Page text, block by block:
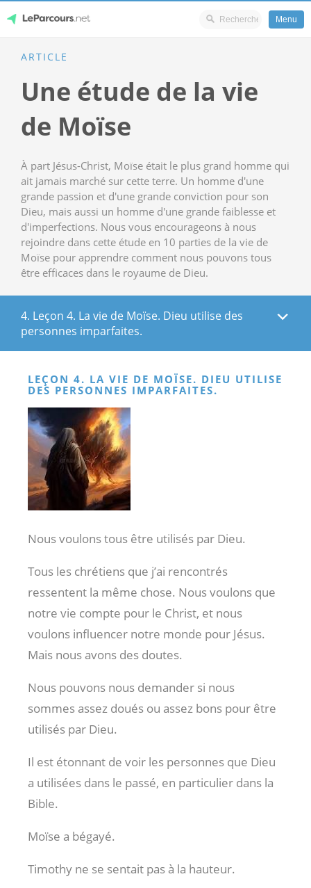
content
LeParcours.net
Menu
ARTICLE
Une étude de la vie
de Moïse
À part Jésus-Christ, Moïse était le plus grand homme qui
ait jamais marché sur cette terre. Un homme d'une
grande passion et d'une grande conviction pour son
Dieu, mais aussi un homme d'une grande faiblesse et
d'imperfections. Nous vous encourageons à nous
rejoindre dans cette étude en 10 parties de la vie de
Moïse pour apprendre comment nous pouvons tous
être efficaces dans le royaume de Dieu.
4. Leçon 4. La vie de Moïse. Dieu utilise des
personnes imparfaites.
LEÇON 4. LA VIE DE MOÏSE. DIEU UTILISE
DES PERSONNES IMPARFAITES.
Nous voulons tous être utilisés par Dieu.
Tous les chrétiens que j’ai rencontrés
ressentent la même chose. Nous voulons que
notre vie compte pour le Christ, et nous
voulons influencer notre monde pour Jésus.
Mais nous avons des doutes.
Nous pouvons nous demander si nous
sommes assez doués ou assez bons pour être
utilisés par Dieu.
Il est étonnant de voir les personnes que Dieu
a utilisées dans le passé, en particulier dans la
Bible.
Moïse a bégayé.
Timothy ne se sentait pas à la hauteur.